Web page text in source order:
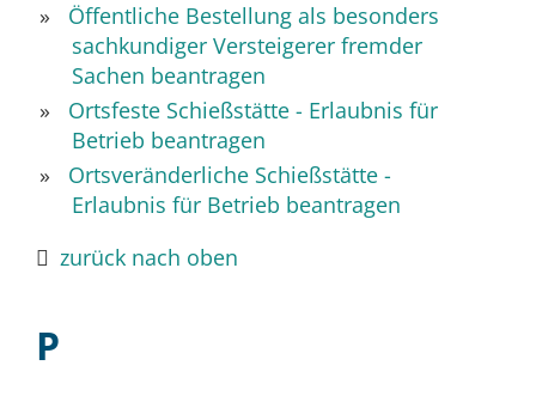
Öffentliche Bestellung als besonders
sachkundiger Versteigerer fremder
Sachen beantragen
Ortsfeste Schießstätte - Erlaubnis für
Betrieb beantragen
Ortsveränderliche Schießstätte -
Erlaubnis für Betrieb beantragen
zurück nach oben
P